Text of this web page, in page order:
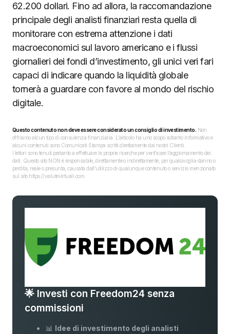
62.200 dollari. Fino ad allora, la raccomandazione
principale degli analisti finanziari resta quella di
monitorare con estrema attenzione i dati
macroeconomici sul lavoro americano e i flussi
giornalieri dei fondi d’investimento, gli unici veri fari
capaci di indicare quando la liquidità globale
tornerà a guardare con favore al mondo del rischio
digitale.
Questo contenuto non deve essere considerato un consiglio di investimento. Non
offriamo alcun tipo di consulenza finanziaria. L’articolo ha uno scopo soltanto informativo e
alcuni contenuti sono Comunicati Stampa scritti direttamente dai nostri Clienti.
I lettori sono tenuti pertanto a effettuare le proprie ricerche per verificare l’aggiornamento dei
dati. Questo sito NON è responsabile, direttamente o indirettamente, per qualsivoglia danno o
perdita, reale o presunta, causata dall'utilizzo di qualunque contenuto o servizio menzionato
sul sito https://valutevirtuali.com.
🌟 Investi con Freedom24 senza
commissioni
📊 Idee di investimento degli analisti